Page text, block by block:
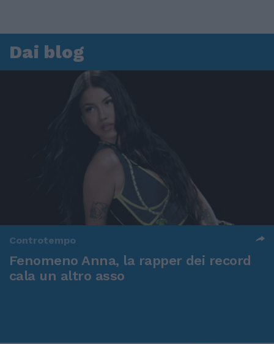
Dai blog
Controtempo
Fenomeno Anna, la rapper dei record
cala un altro asso